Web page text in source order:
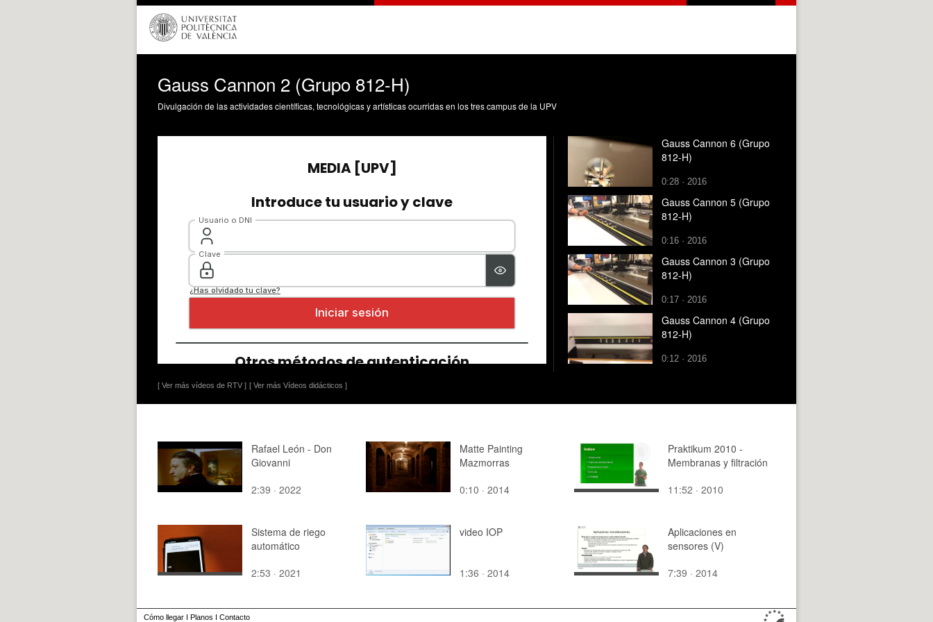
Gauss Cannon 2 (Grupo 812-H)
Divulgación de las actividades científicas, tecnológicas y artísticas ocurridas en los tres campus de la UPV
[ Ver más vídeos de RTV ] [ Ver más Vídeos didácticos ]
Gauss Cannon 6 (Grupo
812-H)
0:28 · 2016
Gauss Cannon 5 (Grupo
812-H)
0:16 · 2016
Gauss Cannon 3 (Grupo
812-H)
0:17 · 2016
Gauss Cannon 4 (Grupo
812-H)
0:12 · 2016
Rafael León - Don
Giovanni
2:39 · 2022
Matte Painting
Mazmorras
0:10 · 2014
Praktikum 2010 -
Membranas y filtración
11:52 · 2010
Sistema de riego
automático
2:53 · 2021
video IOP
1:36 · 2014
Aplicaciones en
sensores (V)
7:39 · 2014
Cómo llegar I Planos I Contacto